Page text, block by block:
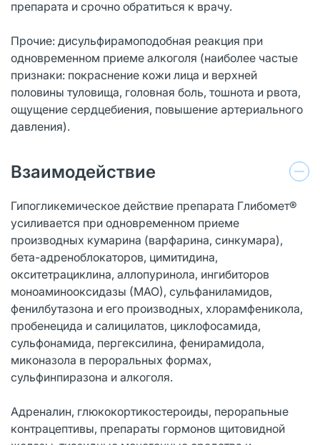
препарата и срочно обратиться к врачу.
Прочие: дисульфирамоподобная реакция при
одновременном приеме алкоголя (наиболее частые
признаки: покраснение кожи лица и верхней
половины туловища, головная боль, тошнота и рвота,
ощущение сердцебиения, повышение артериального
давления).
Взаимодействие
Гипогликемическое действие препарата Глибомет®
усиливается при одновременном приеме
производных кумарина (варфарина, синкумара),
бета-адреноблокаторов, цимитидина,
окситетрациклина, аллопуринола, ингибиторов
моноаминооксидазы (МАО), сульфаниламидов,
фенилбутазона и его производных, хлорамфеникола,
пробенецида и салицилатов, циклофосамида,
сульфонамида, пергексилина, фенирамидола,
миконазола в пероральных формах,
сульфинпиразона и алкоголя.
Адреналин, глюкокортикостероиды, перорапьные
контрацептивы, препараты гормонов щитовидной